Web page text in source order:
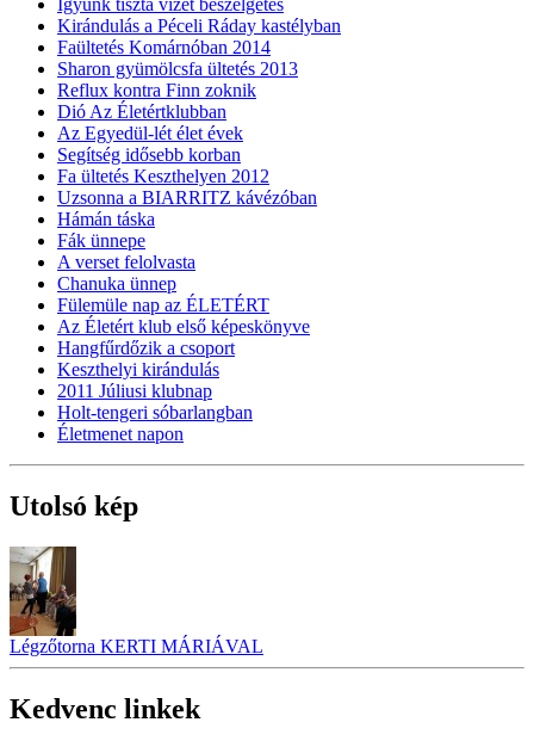
Igyunk tiszta vizet beszélgetés
Kirándulás a Péceli Ráday kastélyban
Faültetés Komárnóban 2014
Sharon gyümölcsfa ültetés 2013
Reflux kontra Finn zoknik
Dió Az Életértklubban
Az Egyedül-lét élet évek
Segítség idősebb korban
Fa ültetés Keszthelyen 2012
Uzsonna a BIARRITZ kávézóban
Hámán táska
Fák ünnepe
A verset felolvasta
Chanuka ünnep
Fülemüle nap az ÉLETÉRT
Az Életért klub első képeskönyve
Hangfűrdőzik a csoport
Keszthelyi kirándulás
2011 Júliusi klubnap
Holt-tengeri sóbarlangban
Életmenet napon
Utolsó kép
Légzőtorna KERTI MÁRIÁVAL
Kedvenc linkek